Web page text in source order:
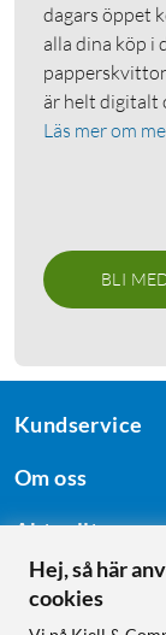
dagars öppet
alla dina köp i
är helt digitalt
Läs mer om
BLI
Kundservice
Om oss
Aktuellt
Följ oss
Hej, så här
cookies